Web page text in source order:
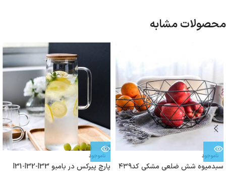
محصولات مشابه
ناموجود
سبدمیوه شش ضلعی مشکی کد۴۳۹
ناموجود
پارچ پیرکس در بامبو l31-l32-l33